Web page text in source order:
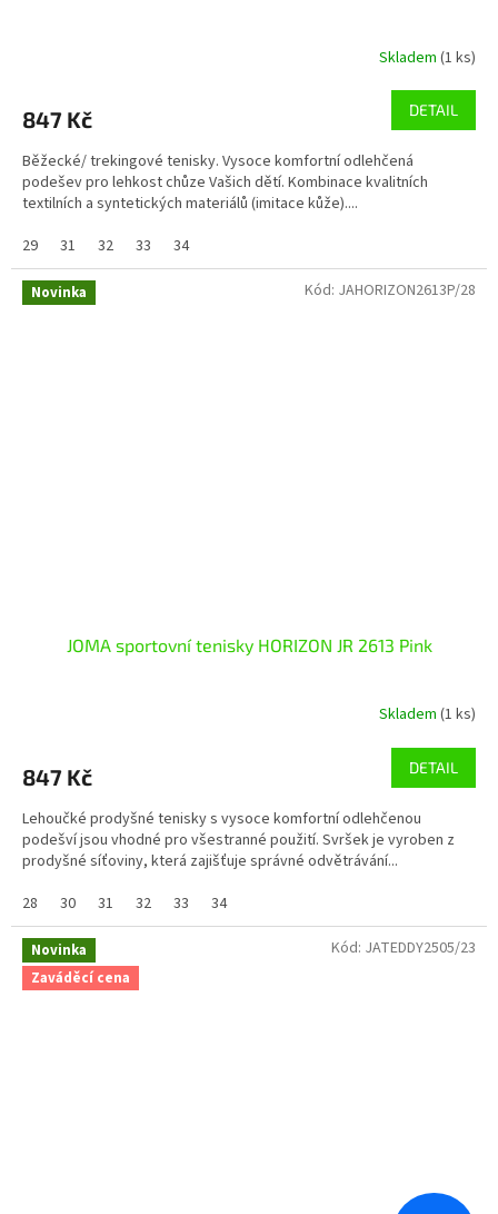
Skladem (1 ks)
847 Kč DETAIL
Běžecké/ trekingové tenisky. Vysoce komfortní odlehčená
podešev pro lehkost chůze Vašich dětí. Kombinace kvalitních
textilních a syntetických materiálů (imitace kůže)....
29
31 32 33 34
Novinka
JOMA sportovní tenisky HORIZON JR 2613 Pink
Skladem (1 ks)
847 Kč DETAIL
Lehoučké prodyšné tenisky s vysoce komfortní odlehčenou
podešví jsou vhodné pro všestranné použití. Svršek je vyroben z
prodyšné síťoviny, která zajišťuje správné odvětrávání...
28
30 31 32 33 34
Kód: JAHORIZON2613P/28
Novinka
Zaváděcí cena
Kód: JATEDDY2505/23